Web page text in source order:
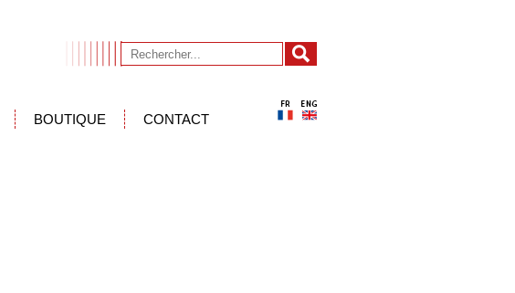
BOUTIQUE CONTACT